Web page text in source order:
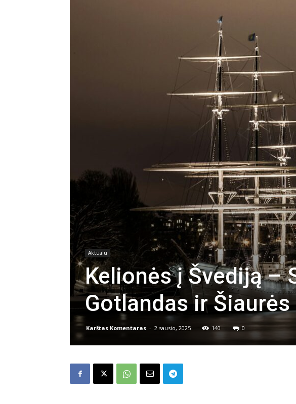
Aktualu
Kelionės į Švediją –
Gotlandas ir
Karštas Komentaras - 2 sausio, 2025 140 0